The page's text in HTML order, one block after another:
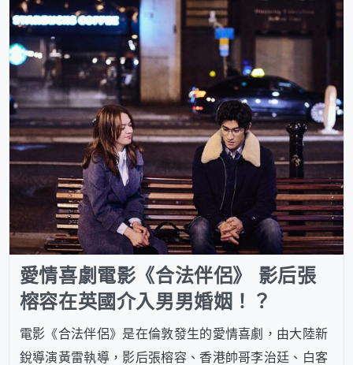
愛情喜劇電影《合法伴侶》 影后張
榕容在英國介入男男婚姻！？
電影《合法伴侶》是在倫敦發生的愛情喜劇，由大陸新
銳導演黃雷執導，影后張榕容、香港帥哥李治廷、白客